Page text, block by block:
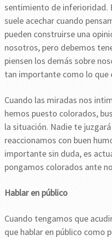
sentimiento de inferioridad.
suele acechar cuando
pueden construirse una
nosotros, pero debemos
piensen los demás sobre
tan importante como lo que
Cuando las miradas nos
hemos puesto colorados,
la situación. Nadie te
reaccionamos con buen
importante sin duda, es
pongamos colorados ante
Hablar en público
Cuando tengamos que
que hablar en público como